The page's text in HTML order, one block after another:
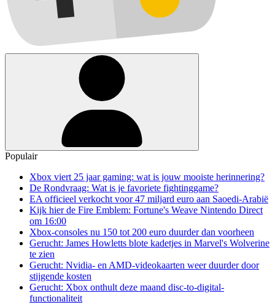
Populair
Xbox viert 25 jaar gaming: wat is jouw mooiste herinnering?
De Rondvraag: Wat is je favoriete fightinggame?
EA officieel verkocht voor 47 miljard euro aan Saoedi-Arabië
Kijk hier de Fire Emblem: Fortune's Weave Nintendo Direct
om 16:00
Xbox-consoles nu 150 tot 200 euro duurder dan voorheen
Gerucht: James Howletts blote kadetjes in Marvel's Wolverine
te zien
Gerucht: Nvidia- en AMD-videokaarten weer duurder door
stijgende kosten
Gerucht: Xbox onthult deze maand disc-to-digital-
functionaliteit